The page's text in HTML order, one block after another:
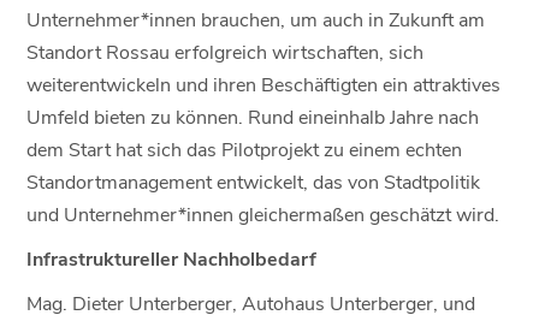
Unternehmer*innen brauchen, um auch in Zukunft am
Standort Rossau erfolgreich wirtschaften, sich
weiterentwickeln und ihren Beschäftigten ein attraktives
Umfeld bieten zu können. Rund eineinhalb Jahre nach
dem Start hat sich das Pilotprojekt zu einem echten
Standortmanagement entwickelt, das von Stadtpolitik
und Unternehmer*innen gleichermaßen geschätzt wird.
Infrastruktureller Nachholbedarf
Mag. Dieter Unterberger, Autohaus Unterberger, und